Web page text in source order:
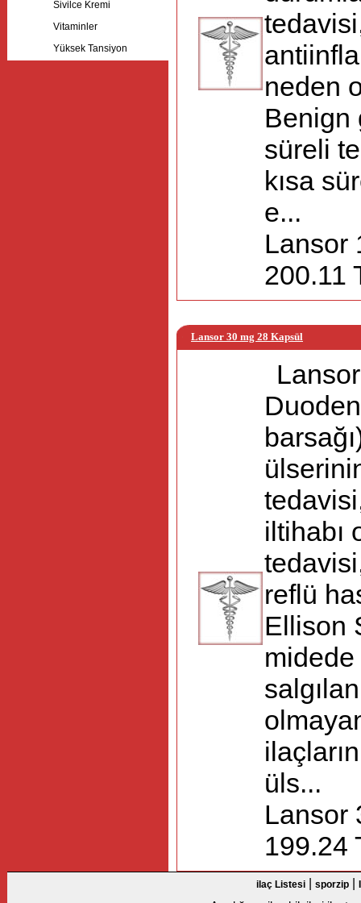
Sivilce Kremi
Vitaminler
Yüksek Tansiyon
neden
Benign
süreli
kısa
e...
Lansor
200.11
Lansor 30 mg 28 Kapsül
iltihabı
reflü
Ellison
midede
üls...
Lansor
199.24
ilaç Listesi sporzip